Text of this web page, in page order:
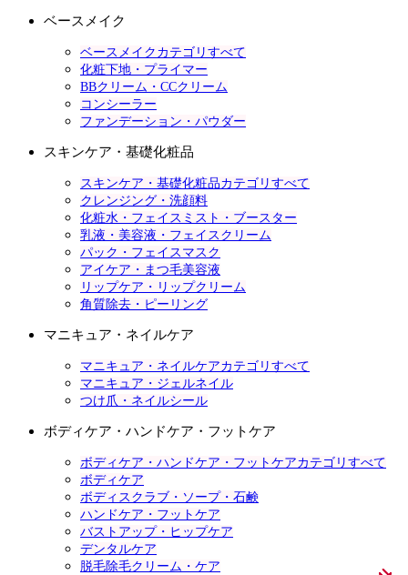
ベースメイク
ベースメイクカテゴリすべて
化粧下地・プライマー
BBクリーム・CCクリーム
コンシーラー
ファンデーション・パウダー
スキンケア・基礎化粧品
スキンケア・基礎化粧品カテゴリすべて
クレンジング・洗顔料
化粧水・フェイスミスト・ブースター
乳液・美容液・フェイスクリーム
パック・フェイスマスク
アイケア・まつ毛美容液
リップケア・リップクリーム
角質除去・ピーリング
マニキュア・ネイルケア
マニキュア・ネイルケアカテゴリすべて
マニキュア・ジェルネイル
つけ爪・ネイルシール
ボディケア・ハンドケア・フットケア
ボディケア・ハンドケア・フットケアカテゴリすべて
ボディケア
ボディスクラブ・ソープ・石鹸
ハンドケア・フットケア
バストアップ・ヒップケア
デンタルケア
脱毛除毛クリーム・ケア